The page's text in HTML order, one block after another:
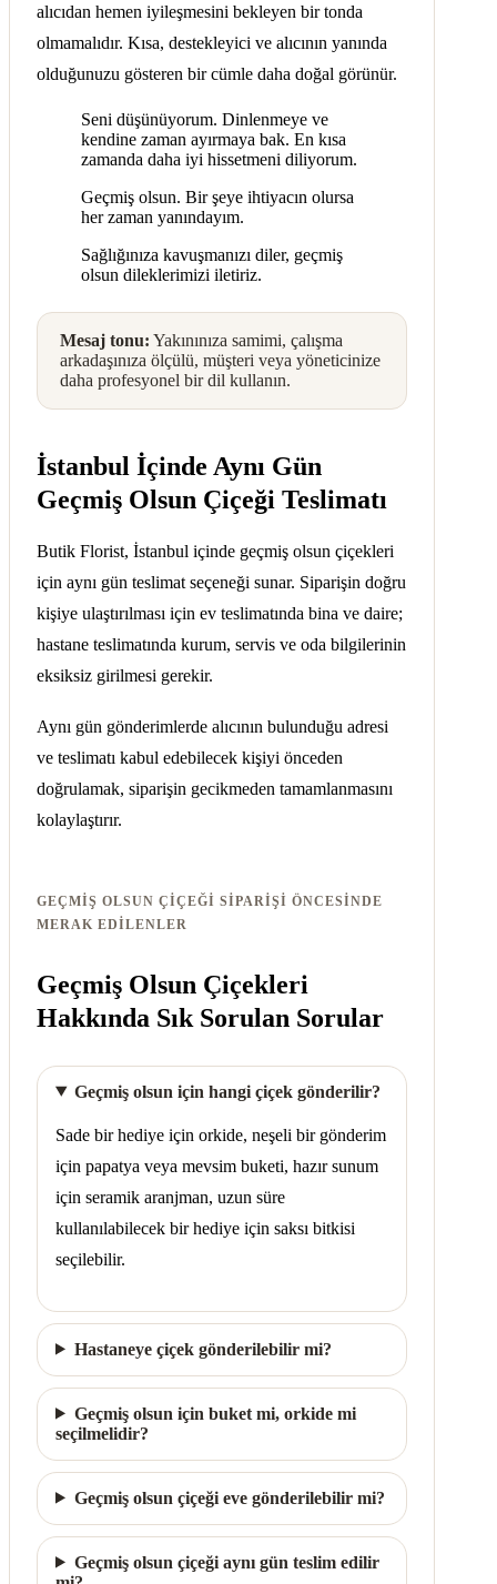
alıcıdan hemen iyileşmesini bekleyen bir tonda
olmamalıdır. Kısa, destekleyici ve alıcının yanında
olduğunuzu gösteren bir cümle daha doğal görünür.
Seni düşünüyorum. Dinlenmeye ve
kendine zaman ayırmaya bak. En kısa
zamanda daha iyi hissetmeni diliyorum.
Geçmiş olsun. Bir şeye ihtiyacın olursa
her zaman yanındayım.
Sağlığınıza kavuşmanızı diler, geçmiş
olsun dileklerimizi iletiriz.
Mesaj tonu: Yakınınıza samimi, çalışma
arkadaşınıza ölçülü, müşteri veya yöneticinize
daha profesyonel bir dil kullanın.
İstanbul İçinde Aynı Gün
Geçmiş Olsun Çiçeği Teslimatı
Butik Florist, İstanbul içinde geçmiş olsun çiçekleri
için aynı gün teslimat seçeneği sunar. Siparişin doğru
kişiye ulaştırılması için ev teslimatında bina ve daire;
hastane teslimatında kurum, servis ve oda bilgilerinin
eksiksiz girilmesi gerekir.
Aynı gün gönderimlerde alıcının bulunduğu adresi
ve teslimatı kabul edebilecek kişiyi önceden
doğrulamak, siparişin gecikmeden tamamlanmasını
kolaylaştırır.
GEÇMIŞ OLSUN ÇIÇEĞI SIPARIŞI ÖNCESINDE
MERAK EDILENLER
Geçmiş Olsun Çiçekleri
Hakkında Sık Sorulan Sorular
Geçmiş olsun için hangi çiçek gönderilir?
Sade bir hediye için orkide, neşeli bir gönderim
için papatya veya mevsim buketi, hazır sunum
için seramik aranjman, uzun süre
kullanılabilecek bir hediye için saksı bitkisi
seçilebilir.
Hastaneye çiçek gönderilebilir mi?
Geçmiş olsun için buket mi, orkide mi
seçilmelidir?
Geçmiş olsun çiçeği eve gönderilebilir mi?
Geçmiş olsun çiçeği aynı gün teslim edilir